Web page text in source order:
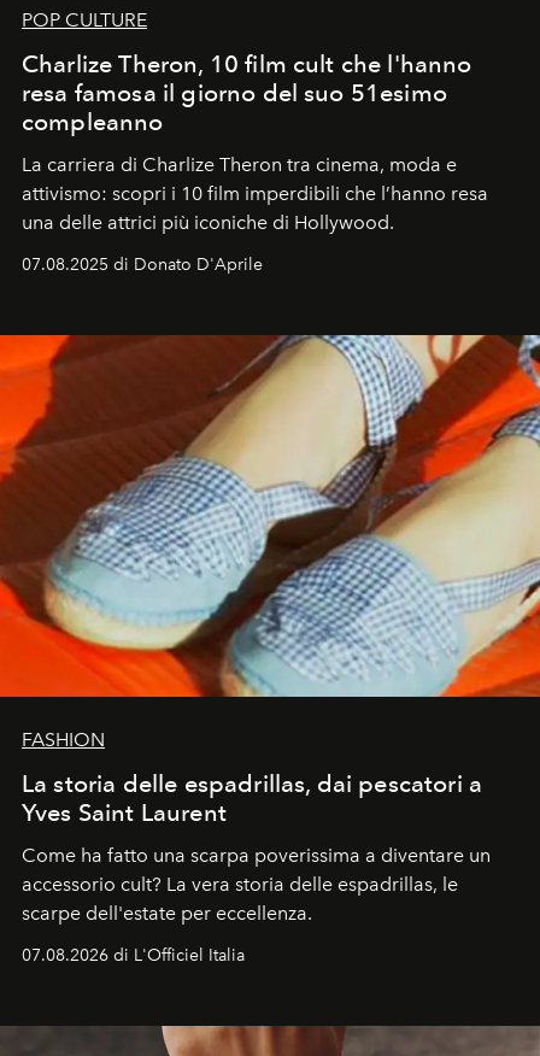
POP CULTURE
Charlize Theron, 10 film cult che l'hanno
resa famosa il giorno del suo 51esimo
compleanno
La carriera di Charlize Theron tra cinema, moda e
attivismo: scopri i 10 film imperdibili che l’hanno resa
una delle attrici più iconiche di Hollywood.
07.08.2025 di Donato D'Aprile
FASHION
La storia delle espadrillas, dai pescatori a
Yves Saint Laurent
Come ha fatto una scarpa poverissima a diventare un
accessorio cult? La vera storia delle espadrillas, le
scarpe dell'estate per eccellenza.
07.08.2026 di L'Officiel Italia